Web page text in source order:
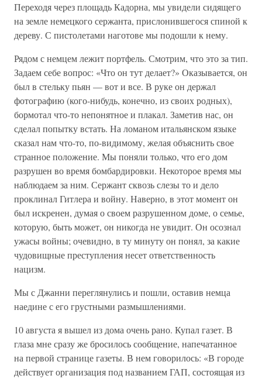
Переходя через площадь Кадорна, мы увидели сидящего
на земле немецкого сержанта, прислонившегося спиной к
дереву. С пистолетами наготове мы подошли к нему.
Рядом с немцем лежит портфель. Смотрим, что это за тип.
Задаем себе вопрос: «Что он тут делает?» Оказывается, он
был в стельку пьян — вот и все. В руке он держал
фотографию (кого-нибудь, конечно, из своих родных),
бормотал что-то непонятное и плакал. Заметив нас, он
сделал попытку встать. На ломаном итальянском языке
сказал нам что-то, по-видимому, желая объяснить свое
странное положение. Мы поняли только, что его дом
разрушен во время бомбардировки. Некоторое время мы
наблюдаем за ним. Сержант сквозь слезы то и дело
проклинал Гитлера и войну. Наверно, в этот момент он
был искренен, думая о своем разрушенном доме, о семье,
которую, быть может, он никогда не увидит. Он осознал
ужасы войны; очевидно, в ту минуту он понял, за какие
чудовищные преступления несет ответственность
нацизм.
Мы с Джанни переглянулись и пошли, оставив немца
наедине с его грустными размышлениями.
10 августа я вышел из дома очень рано. Купал газет. В
глаза мне сразу же бросилось сообщение, напечатанное
на первой странице газеты. В нем говорилось: «В городе
действует организация под названием ГАП, состоящая из